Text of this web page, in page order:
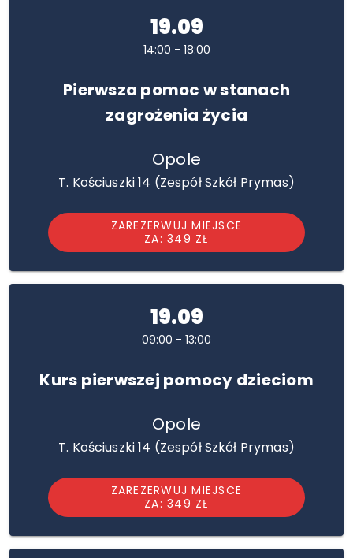
19.09
14:00 - 18:00
Pierwsza pomoc w stanach
zagrożenia życia
Opole
T. Kościuszki 14 (Zespół Szkół Prymas)
ZAREZERWUJ MIEJSCE
ZA: 349 ZŁ
19.09
09:00 - 13:00
Kurs pierwszej pomocy dzieciom
Opole
T. Kościuszki 14 (Zespół Szkół Prymas)
ZAREZERWUJ MIEJSCE
ZA: 349 ZŁ